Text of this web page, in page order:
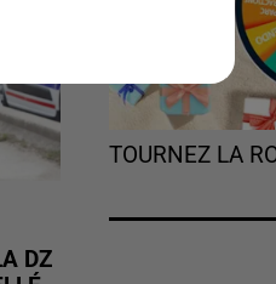
DZ
TOURNEZ LA